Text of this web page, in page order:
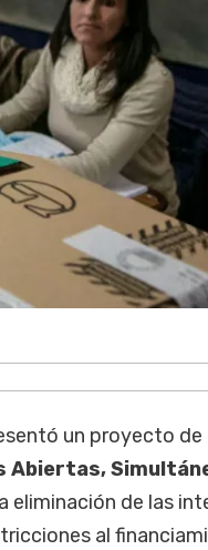
un proyecto de
Abiertas,
eliminación de las
al